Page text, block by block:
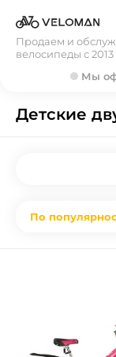
Продаем и
велосипеды с 2013
Мы
Детские
По